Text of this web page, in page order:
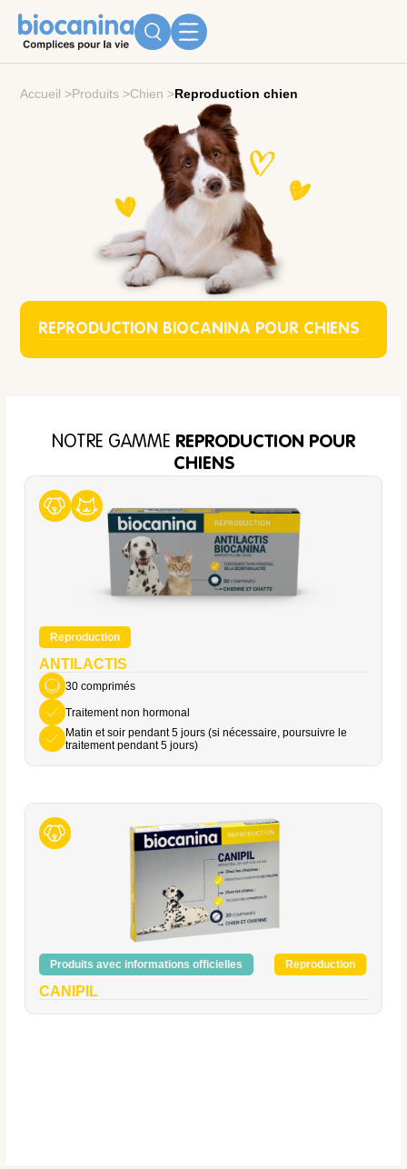
Accueil >Produits >Chien >Reproduction chien
REPRODUCTION BIOCANINA POUR CHIENS
NOTRE GAMME REPRODUCTION POUR
CHIENS
Reproduction
ANTILACTIS
30 comprimés
Traitement non hormonal
Matin et soir pendant 5 jours (si nécessaire, poursuivre le
traitement pendant 5 jours)
Produits avec informations officielles Reproduction
CANIPIL